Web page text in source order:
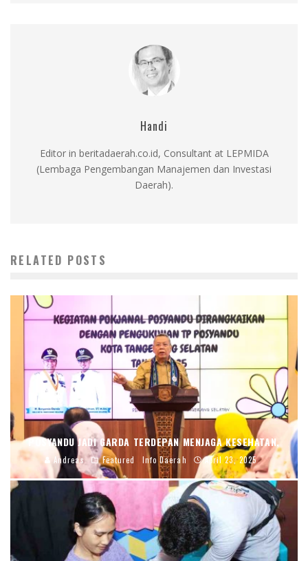
Handi
Editor in beritadaerah.co.id, Consultant at LEPMIDA
(Lembaga Pengembangan Manajemen dan Investasi
Daerah).
RELATED POSTS
POSYANDU JADI GARDA TERDEPAN MENJAGA KESEHATAN,
Andreas Featured Info Daerah April 23, 2025